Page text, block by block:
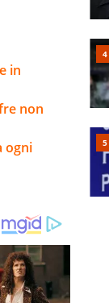
in
non
ogni